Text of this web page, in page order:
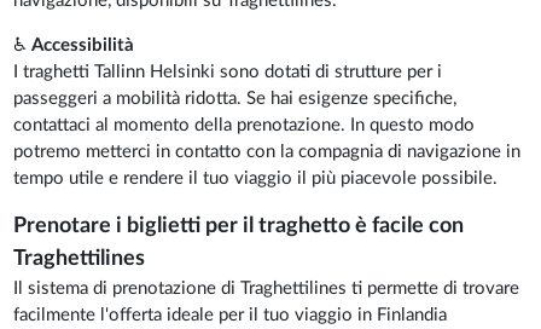
♿Accessibilità
I traghetti Tallinn Helsinki sono dotati di strutture per i
passeggeri a mobilità ridotta. Se hai esigenze specifiche,
contattaci al momento della prenotazione. In questo modo
potremo metterci in contatto con la compagnia di navigazione in
tempo utile e rendere il tuo viaggio il più piacevole possibile.
Prenotare i biglietti per il traghetto è facile con
Traghettilines
Il sistema di prenotazione di Traghettilines ti permette di trovare
facilmente l'offerta ideale per il tuo viaggio in Finlandia